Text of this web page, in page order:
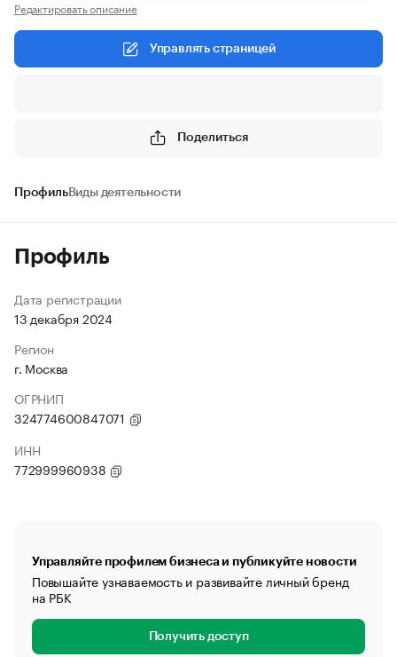
Редактировать описание
Управлять страницей
Поделиться
ПрофильВиды деятельности
Профиль
Дата регистрации
13 декабря 2024
Регион
г. Москва
ОГРНИП
324774600847071
ИНН
772999960938
Управляйте профилем бизнеса и публикуйте новости
Повышайте узнаваемость и развивайте личный бренд
на РБК
Получить доступ